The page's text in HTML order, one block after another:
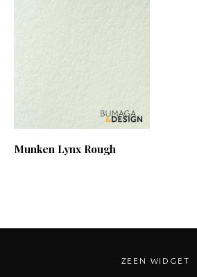
Munken Lynx Rough
ZEEN WIDGET